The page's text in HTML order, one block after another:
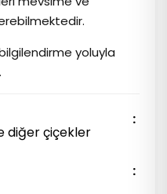
yoluyla
diğer çiçekler